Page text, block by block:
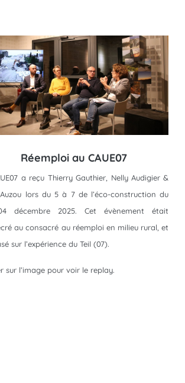
Réemploi au CAUE07
a reçu Thierry Gauthier, Nelly Audigier &
lors du 5 à 7 de l’éco-construction du
décembre 2025. Cet évènement était
au consacré au réemploi en milieu rural, et
sur l’expérience du Teil (07).
sur l’image pour voir le replay.